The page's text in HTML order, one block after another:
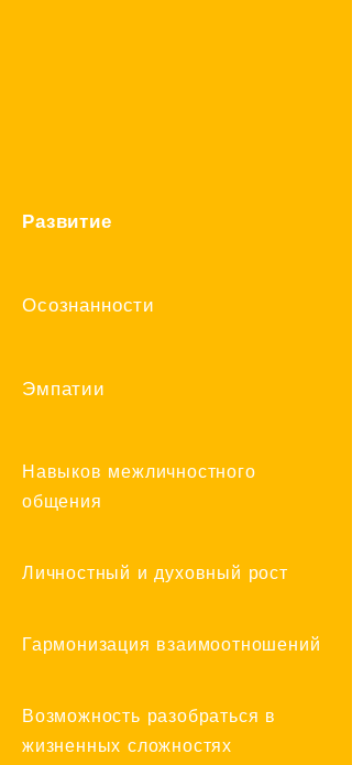
Развитие
Осознанности
Эмпатии
Навыков межличностного
общения
Личностный и духовный рост
Гармонизация взаимоотношений
Возможность разобраться в
жизненных сложностях